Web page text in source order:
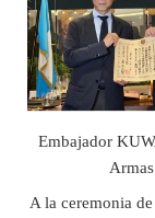
Embajador
Armas
A la ceremonia